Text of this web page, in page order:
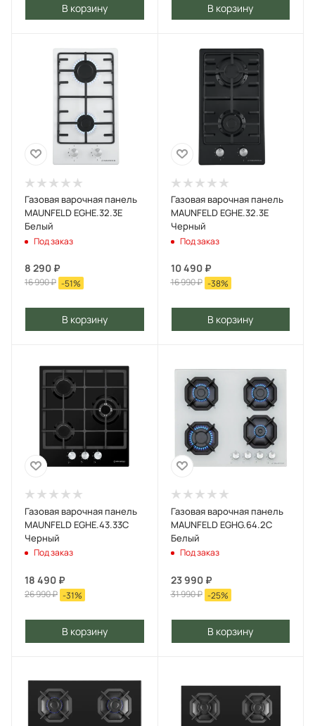
В корзину В корзину
Газовая варочная панель
MAUNFELD EGHE.32.3E
Белый
Под заказ
8 290 ₽
16 990₽ -51%
В корзину
Газовая варочная панель
MAUNFELD EGHE.32.3E
Черный
Под заказ
10 490₽
16 990₽ -38%
В корзину
Газовая варочная панель
MAUNFELD EGHE.43.33C
Черный
Под заказ
18 490 ₽
26 990₽ -31%
В корзину
Газовая варочная панель
MAUNFELD EGHG.64.2C
Белый
Под заказ
23 990₽
31 990₽ -25%
В корзину